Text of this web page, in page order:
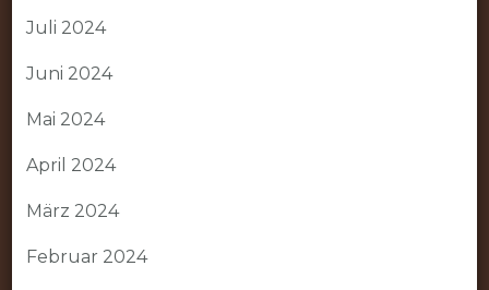
Juli 2024
Juni 2024
Mai 2024
April 2024
März 2024
Februar 2024